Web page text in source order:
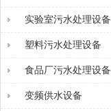
实验室污水处理设备
塑料污水处理设备
食品厂污水处理设备
变频供水设备